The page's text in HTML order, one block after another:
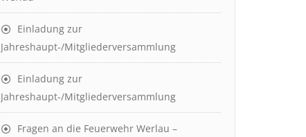
Einladung zur
Jahreshaupt-/Mitgliederversammlung
Einladung zur
Jahreshaupt-/Mitgliederversammlung
Fragen an die Feuerwehr Werlau –